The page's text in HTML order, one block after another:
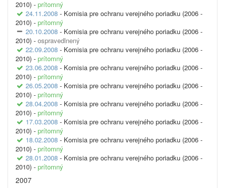
2010) - prítomný
24.11.2008 - Komisia pre ochranu verejného poriadku (2006 -
2010) - prítomný
20.10.2008 - Komisia pre ochranu verejného poriadku (2006 -
2010) - ospravedlnený
22.09.2008 - Komisia pre ochranu verejného poriadku (2006 -
2010) - prítomný
23.06.2008 - Komisia pre ochranu verejného poriadku (2006 -
2010) - prítomný
26.05.2008 - Komisia pre ochranu verejného poriadku (2006 -
2010) - prítomný
28.04.2008 - Komisia pre ochranu verejného poriadku (2006 -
2010) - prítomný
17.03.2008 - Komisia pre ochranu verejného poriadku (2006 -
2010) - prítomný
18.02.2008 - Komisia pre ochranu verejného poriadku (2006 -
2010) - prítomný
28.01.2008 - Komisia pre ochranu verejného poriadku (2006 -
2010) - prítomný
2007